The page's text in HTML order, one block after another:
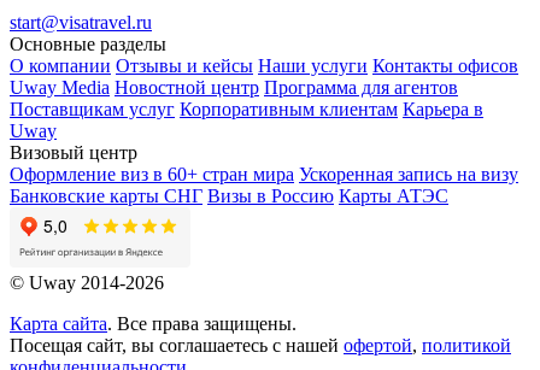
start@visatravel.ru
Основные разделы
О компании Отзывы и кейсы Наши услуги Контакты офисов
Uway Media Новостной центр Программа для агентов
Поставщикам услуг Корпоративным клиентам Карьера в
Uway
Визовый центр
Оформление виз в 60+ стран мира Ускоренная запись на визу
Банковские карты СНГ Визы в Россию Карты АТЭС
© Uway 2014-2026
Карта сайта. Все права защищены.
Посещая сайт, вы соглашаетесь с нашей офертой, политикой